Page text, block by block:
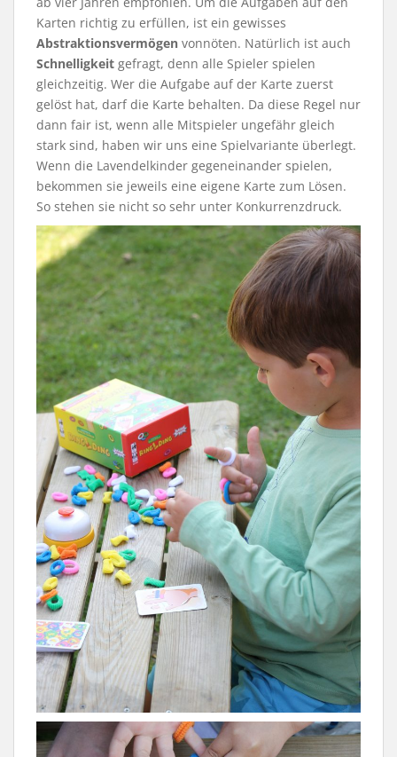
Karten richtig zu erfüllen, ist ein gewisses
Abstraktionsvermögen vonnöten. Natürlich ist auch
Schnelligkeit gefragt, denn alle Spieler spielen
gleichzeitig. Wer die Aufgabe auf der Karte zuerst
gelöst hat, darf die Karte behalten. Da diese Regel nur
dann fair ist, wenn alle Mitspieler ungefähr gleich
stark sind, haben wir uns eine Spielvariante überlegt.
Wenn die Lavendelkinder gegeneinander spielen,
bekommen sie jeweils eine eigene Karte zum Lösen.
So stehen sie nicht so sehr unter Konkurrenzdruck.